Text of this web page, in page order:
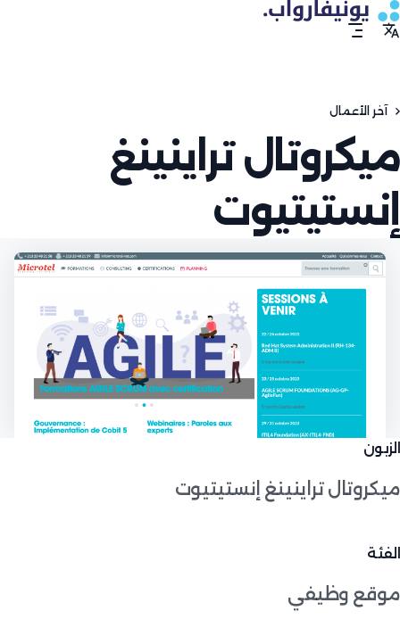
آخر الأعمال
ميكروتال تراينينغ
إنستيتيوت
الزبون
ميكروتال تراينينغ إنستيتيوت
الفئة
موقع وظيفي